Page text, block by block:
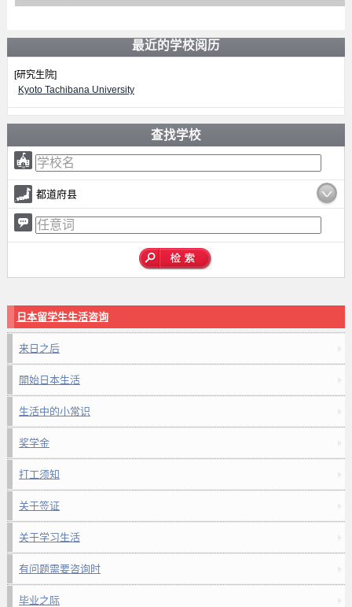
最近的学校阅历
[研究生院]
Kyoto Tachibana University
查找学校
都道府县
日本留学生生活咨询
来日之后
開始日本生活
生活中的小常识
奖学金
打工须知
关于签证
关于学习生活
有问题需要咨询时
毕业之际